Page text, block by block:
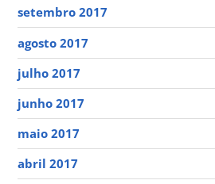
setembro 2017
agosto 2017
julho 2017
junho 2017
maio 2017
abril 2017